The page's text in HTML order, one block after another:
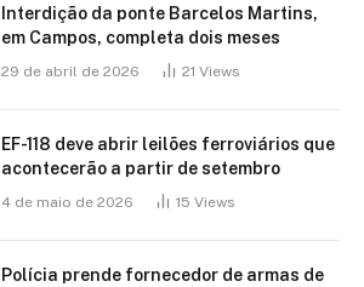
Interdição da ponte Barcelos Martins,
em Campos, completa dois meses
29 de abril de 2026 21 Views
EF-118 deve abrir leilões ferroviários que
acontecerão a partir de setembro
4 de maio de 2026 15 Views
Polícia prende fornecedor de armas de